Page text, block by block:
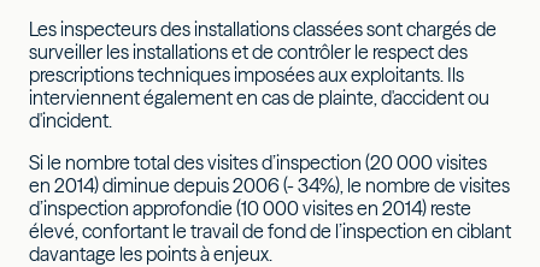
Les inspecteurs des installations classées sont chargés de
surveiller les installations et de contrôler le respect des
prescriptions techniques imposées aux exploitants. Ils
interviennent également en cas de plainte, d'accident ou
d'incident.
Si le nombre total des visites d’inspection (20 000 visites
en 2014) diminue depuis 2006 (- 34%), le nombre de visites
d’inspection approfondie (10 000 visites en 2014) reste
élevé, confortant le travail de fond de l’inspection en ciblant
davantage les points à enjeux.